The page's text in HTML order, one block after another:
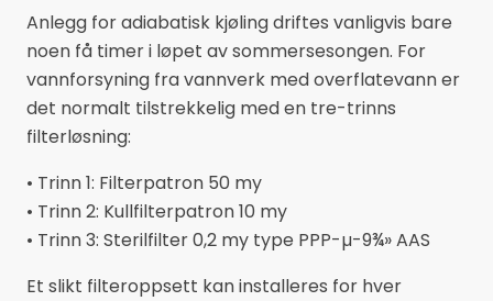
Anlegg for adiabatisk kjøling driftes vanligvis bare
noen få timer i løpet av sommersesongen. For
vannforsyning fra vannverk med overflatevann er
det normalt tilstrekkelig med en tre-trinns
filterløsning:
• Trinn 1: Filterpatron 50 my
• Trinn 2: Kullfilterpatron 10 my
• Trinn 3: Sterilfilter 0,2 my type PPP-µ-9¾» AAS
Et slikt filteroppsett kan installeres for hver